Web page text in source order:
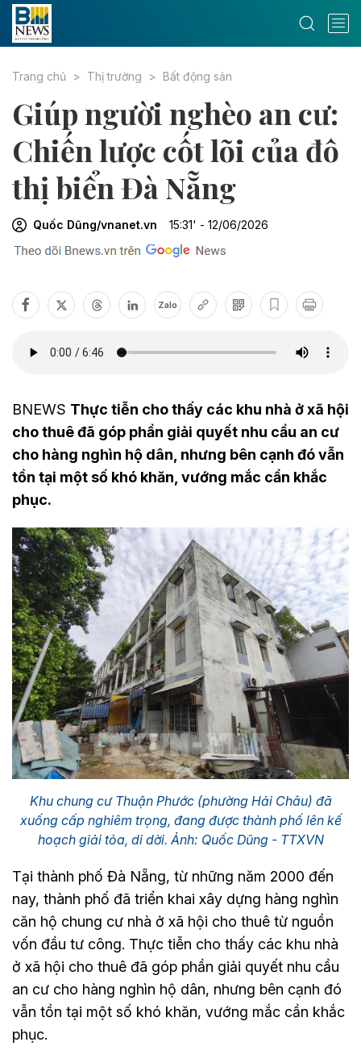
Trang chủ Thị trường Bất động sản
Giúp người nghèo an cư:
Chiến lược cốt lõi của đô
thị biển Đà Nẵng
Quốc Dũng/vnanet.vn 15:31' - 12/06/2026
Zalo
BNEWS Thực tiễn cho thấy các khu nhà ở xã hội
cho thuê đã góp phần giải quyết nhu cầu an cư
cho hàng nghìn hộ dân, nhưng bên cạnh đó vẫn
tồn tại một số khó khăn, vướng mắc cần khắc
phục.
Khu chung cư Thuận Phước (phường Hải Châu) đã
xuống cấp nghiêm trọng, đang được thành phố lên kế
hoạch giải tỏa, di dời. Ảnh: Quốc Dũng - TTXVN
Tại thành phố Đà Nẵng, từ những năm 2000 đến
nay, thành phố đã triển khai xây dựng hàng nghìn
căn hộ chung cư nhà ở xã hội cho thuê từ nguồn
vốn đầu tư công. Thực tiễn cho thấy các khu nhà
ở xã hội cho thuê đã góp phần giải quyết nhu cầu
an cư cho hàng nghìn hộ dân, nhưng bên cạnh đó
vẫn tồn tại một số khó khăn, vướng mắc cần khắc
phục.